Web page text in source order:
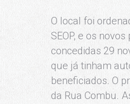
O local foi
SEOP, e os
concedidas 29
que já tinham
beneficiados. O
da Rua Combu.